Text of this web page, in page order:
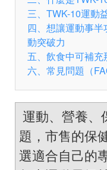
三、TWK-10運動
四、想讓運動事
動突破力
五、飲食中可補
六、常見問題（
運動、營養、
題，市售的保
選適合自己的